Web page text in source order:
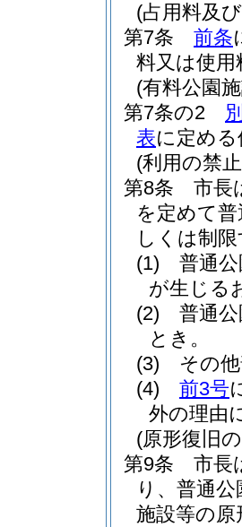
(占用料及
第7条
前条
料又は使
(有料公園
第7条の2
表に定め
(利用の禁
第8条
市長
を定めて
しくは制
(1)
普通
が生じる
(2)
普通
とき。
(3)
その
(4)
前3号
外の理由
(原形復旧
第9条
市長
り、普通
施設等の